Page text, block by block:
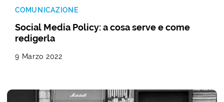
COMUNICAZIONE
Social Media Policy: a cosa serve e come
redigerla
9 Marzo 2022